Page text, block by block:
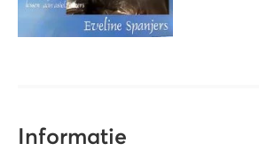
Informatie